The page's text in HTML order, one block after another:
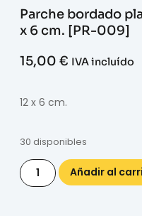
Parche bordado
x 6 cm. [PR-009]
15,00 € IVA incluído
12 x 6 cm.
30 disponibles
Añadir al